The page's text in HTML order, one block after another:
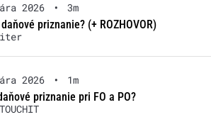
2026 •
3m
priznanie? (+ ROZHOVOR)
2026 •
1m
priznanie pri FO a PO?